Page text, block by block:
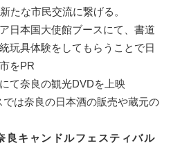
たな市民交流に繋げる。
日本国大使館ブースにて、書道
玩具体験をしてもらうことで日
をPR
て奈良の観光DVDを上映
では奈良の日本酒の販売や蔵元の
良キャンドルフェスティバル